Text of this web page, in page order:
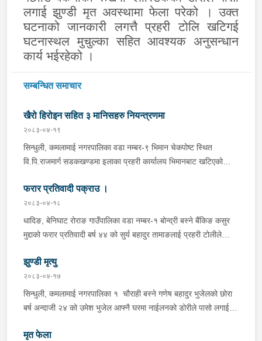
लगाई झुण्डी मृत अवस्थामा फेला परेको । उक्त
घटनाको जानकारी लगत्तै प्रहरी टोलि खटिगई
घटनास्थल मुचुल्का सहित आवश्यक अनुसन्धान
कार्य भईरहेको ।
सम्बन्धित समाचार
खैरो हिरोइन सहित ३ मानिसहरु नियन्त्रणमा
२०८३-०४-१९
सिन्धुली, कमलामाई नगरपालिका वडा नम्बर-९ भिमान चेकपोष्ट स्थित
वि.पि.राजमार्ग सडकखण्डमा इलाका प्रहरी कार्यालय भिमानबाट खटिएको
बर्दिवासको संयुक्त टोलीले मोरङबाट काठमाण्डौ तर्फ जाँदै गरेको चालक
सिन्धुली कमलामाई नगरपालिका वडा नम्बर- १२ बस्ने बर्ष अन्दाजी-२९ को
चन्द्र बहादुर माझीले चलाएको म.प्र. व०४-००१ ज ००८६ नं. को
यात्रुबाहक E.V. हायसमा सवार जिल्ला सिराह मिर्चैया नगरपालिका-५ बस्ने
ल्याएको तरकारीको बोरा भित्र डब्बामा प्लास्टिकले पोका पारी लुकाई छिपाई
ल्याएको लागु औषध खैरो हिरोइन जस्तो देखिने गिलो पदार्थ ४५.१९० फेला
पारी नियन्त्रणमा लिई सोधपुछ गर्दा पछाडी मोटरसाइकलमा सवार चालक
अभिषेक कुमार साह र सवार राहुल कुमार मण्डलले उक्त सामान दिई पठाएको
भनि खुल्न आएको हुँदा मोटरसाइकल सहित निजहरुलाई नियन्त्रणमा लिई थप
अनुसन्धान कार्य भईरहेको ।
फरार प्रतिवादी पक्राउ ।
२०८३-०४-१८
धादिङ, बेनिघाट रोराङ गाउँपालिका वडा नम्बर-१ बोन्द्री बस्ने बैंकिङ कसुर
मुद्दाको फरार प्रतिवादी बर्ष ४४ को सुर्य बहादुर तामाङलाई प्रहरी टोलीले
झुण्डी मृत्यु
२०८३-०४-१७
सिन्धुली, कमलामाई नगरपालिका १ चौराही बस्ने गणेष बहादुर भुजेलको छोरा
बर्ष अन्दाजी २४ को उमेश भुजेल आफ्नै घरमा नाईलनको डोरीले पासो लगाई
घटनास्थलमा मुचुल्का सहित थप अनुसन्धान कार्य भइरहेको ।
मृत फेला